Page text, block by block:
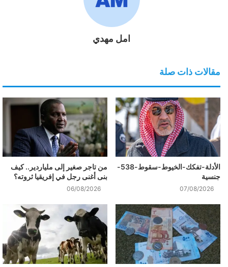
امل مهدي
مقالات ذات صلة
الأدلة-تفكك-الخيوط-سقوط-538-
جنسية
07/08/2026
من تاجر صغير إلى ملياردير.. كيف
بنى أغنى رجل في إفريقيا ثروته؟
06/08/2026